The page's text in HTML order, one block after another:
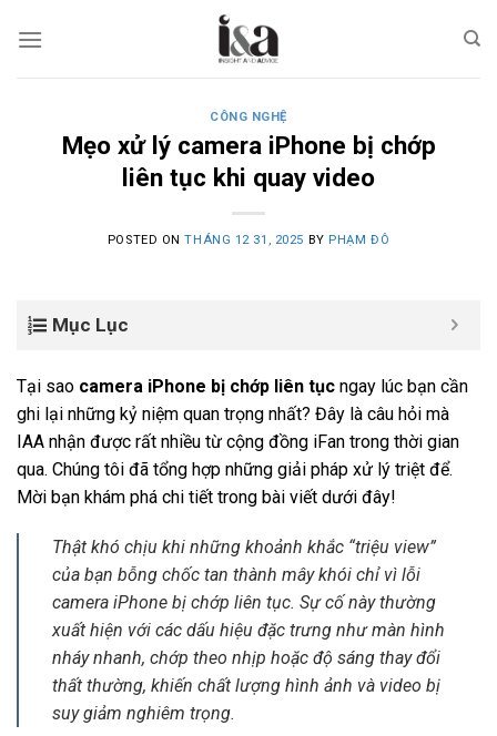
CÔNG NGHỆ
Mẹo xử lý camera iPhone bị chớp
liên tục khi quay video
POSTED ONTHÁNG 12 31, 2025 BY PHẠM ĐÔ
Mục Lục
Tại sao camera iPhone bị chớp liên tục ngay lúc bạn cần
ghi lại những kỷ niệm quan trọng nhất? Đây là câu hỏi mà
IAA nhận được rất nhiều từ cộng đồng iFan trong thời gian
qua. Chúng tôi đã tổng hợp những giải pháp xử lý triệt để.
Mời bạn khám phá chi tiết trong bài viết dưới đây!
Thật khó chịu khi những khoảnh khắc “triệu view”
của bạn bỗng chốc tan thành mây khói chỉ vì lỗi
camera iPhone bị chớp liên tục. Sự cố này thường
xuất hiện với các dấu hiệu đặc trưng như màn hình
nháy nhanh, chớp theo nhịp hoặc độ sáng thay đổi
thất thường, khiến chất lượng hình ảnh và video bị
suy giảm nghiêm trọng.